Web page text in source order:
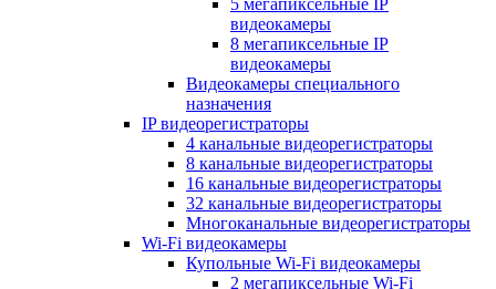
видеокамеры
8 мегапиксельные IP
видеокамеры
Видеокамеры специального
назначения
IP видеорегистраторы
4 канальные видеорегистраторы
8 канальные видеорегистраторы
16 канальные видеорегистраторы
32 канальные видеорегистраторы
Многоканальные видеорегистраторы
Wi-Fi видеокамеры
Купольные Wi-Fi видеокамеры
2 мегапиксельные Wi-Fi